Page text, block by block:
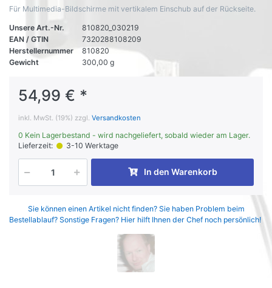
Für Multimedia-Bildschirme mit vertikalem Einschub auf der Rückseite.
Unsere Art.-Nr.
810820_030219
EAN / GTIN
7320288108209
Herstellernummer
810820
Gewicht
300,00 g
54,99 € *
inkl. MwSt. (19%) zzgl. Versandkosten
0 Kein Lagerbestand - wird nachgeliefert, sobald wieder am Lager.
Lieferzeit:
3-10 Werktage
In den Warenkorb
Sie können einen Artikel nicht finden? Sie haben Problem beim
Bestellablauf? Sonstige Fragen? Hier hilft Ihnen der Chef noch persönlich!